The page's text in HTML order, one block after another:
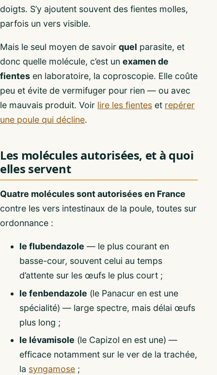
doigts. S’y ajoutent souvent des fientes molles,
parfois un vers visible.
Mais le seul moyen de savoir quel parasite, et
donc quelle molécule, c’est un examen de
fientes en laboratoire, la coproscopie. Elle coûte
peu et évite de vermifuger pour rien — ou avec
le mauvais produit. Voir lire les fientes et repérer
une poule qui décline.
Les molécules autorisées, et à quoi
elles servent
Quatre molécules sont autorisées en France
contre les vers intestinaux de la poule, toutes sur
ordonnance :
le flubendazole — le plus courant en
basse-cour, souvent celui au temps
d’attente sur les œufs le plus court ;
le fenbendazole (le Panacur en est une
spécialité) — large spectre, mais délai œufs
plus long ;
le lévamisole (le Capizol en est une) —
efficace notamment sur le ver de la trachée,
la syngamose ;